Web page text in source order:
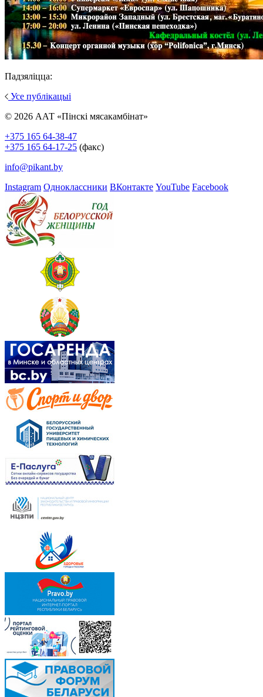
Падзяліцца:
Усе публікацыі
© 2026 ААТ «Пінскі мясакамбінат»
+375 165 64-38-47
+375 165 64-17-25 (факс)
info@pikant.by
Instagram Одноклассники ВКонтакте YouTube Facebook